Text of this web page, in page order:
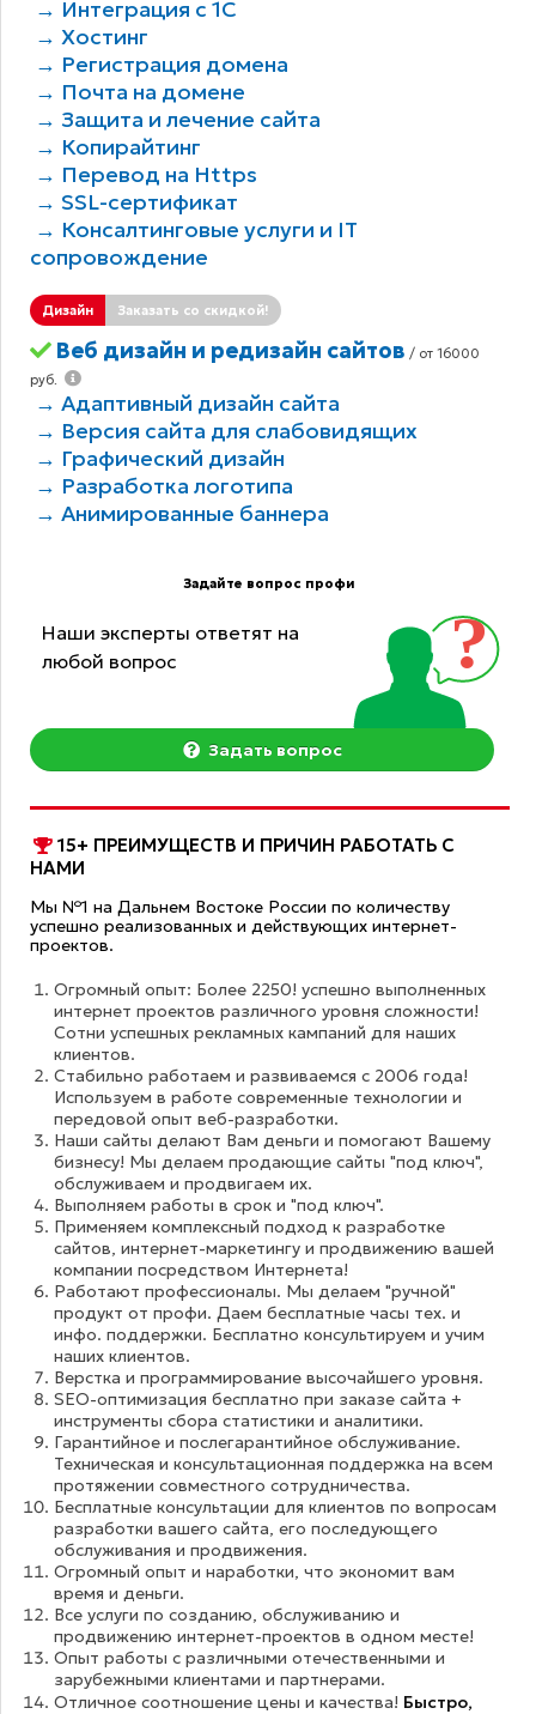
→ Интеграция с 1С
→ Хостинг
→ Регистрация домена
→ Почта на домене
→ Защита и лечение сайта
→ Копирайтинг
→ Перевод на Https
→ SSL-сертификат
→ Консалтинговые услуги и IT
сопровождение
Дизайн Заказать со скидкой!
Веб дизайн и редизайн сайтов / от 16000
руб.
→ Адаптивный дизайн сайта
→ Версия сайта для слабовидящих
→ Графический дизайн
→ Разработка логотипа
→ Анимированные баннера
Задайте вопрос профи
Наши эксперты ответят на
любой вопрос
Задать вопрос
15+ ПРЕИМУЩЕСТВ И ПРИЧИН РАБОТАТЬ С
НАМИ
Мы №1 на Дальнем Востоке России по количеству
успешно реализованных и действующих интернет-
проектов.
Огромный опыт: Более 2250! успешно выполненных
интернет проектов различного уровня сложности!
Сотни успешных рекламных кампаний для наших
клиентов.
Стабильно работаем и развиваемся с 2006 года!
Используем в работе современные технологии и
передовой опыт веб-разработки.
Наши сайты делают Вам деньги и помогают Вашему
бизнесу! Мы делаем продающие сайты "под ключ",
обслуживаем и продвигаем их.
Выполняем работы в срок и "под ключ".
Применяем комплексный подход к разработке
сайтов, интернет-маркетингу и продвижению вашей
компании посредством Интернета!
Работают профессионалы. Мы делаем "ручной"
продукт от профи. Даем бесплатные часы тех. и
инфо. поддержки. Бесплатно консультируем и учим
наших клиентов.
Верстка и программирование высочайшего уровня.
SEO-оптимизация бесплатно при заказе сайта +
инструменты сбора статистики и аналитики.
Гарантийное и послегарантийное обслуживание.
Техническая и консультационная поддержка на всем
протяжении совместного сотрудничества.
Бесплатные консультации для клиентов по вопросам
разработки вашего сайта, его последующего
обслуживания и продвижения.
Огромный опыт и наработки, что экономит вам
время и деньги.
Все услуги по созданию, обслуживанию и
продвижению интернет-проектов в одном месте!
Опыт работы с различными отечественными и
зарубежными клиентами и партнерами.
Отличное соотношение цены и качества! Быстро,